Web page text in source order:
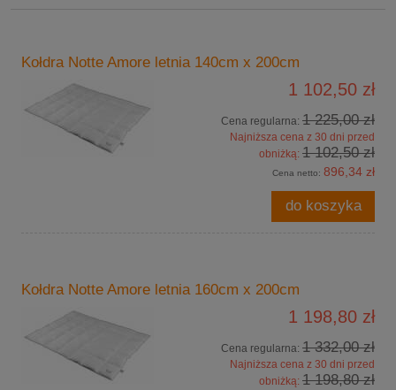
Kołdra Notte Amore letnia 140cm x 200cm
1 102,50 zł
Cena regularna: 1 225,00 zł
Najniższa cena z 30 dni przed
obniżką: 1 102,50 zł
Cena netto: 896,34 zł
do koszyka
Kołdra Notte Amore letnia 160cm x 200cm
1 198,80 zł
Cena regularna: 1 332,00 zł
Najniższa cena z 30 dni przed
obniżką: 1 198,80 zł